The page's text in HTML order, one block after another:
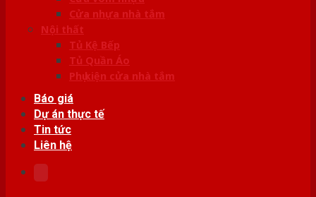
Cửa nhựa nhà tắm
Nội thất
Tủ Kệ Bếp
Tủ Quần Áo
Phụ kiện cửa nhà tắm
Báo giá
Dự án thực tế
Tin tức
Liên hệ